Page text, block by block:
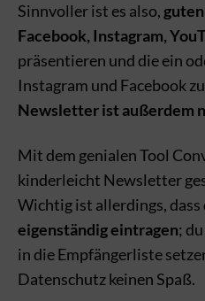
Sinnvoller ist es also,
Facebook, Instagram,
präsentieren und die ein
Instagram und Facebook
Newsletter ist außerdem
Mit dem genialen Tool
kinderleicht Newsletter
Wichtig ist allerdings, dass
eigenständig eintragen;
in die Empfängerliste
Datenschutz keinen Spaß.